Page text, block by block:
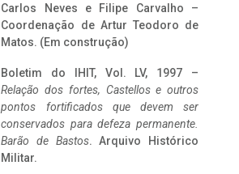
Carlos Neves e Filipe Carvalho –
Coordenação de Artur Teodoro de
Matos. (Em construção)
Boletim do IHIT, Vol. LV, 1997 –
Relação dos fortes, Castellos e outros
pontos fortificados que devem ser
conservados para defeza permanente.
Barão de Bastos. Arquivo Histórico
Militar.